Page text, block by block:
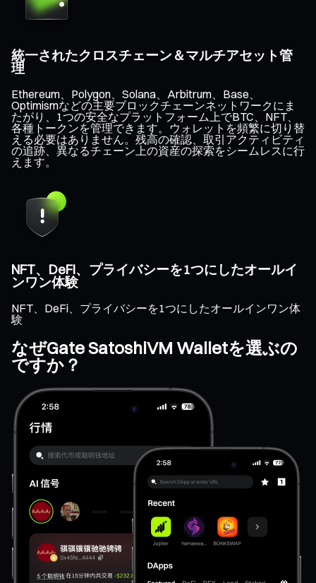
統一されたクロスチェーン＆マルチアセット管
理
Ethereum、Polygon、Solana、Arbitrum、Base、
Optimismなどの主要ブロックチェーンネットワークにま
たがり、1つの安全なプラットフォーム上でBTC、NFT、
各種トークンを管理できます。ウォレットを頻繁に切り替
える必要はありません。残高の確認、取引アクティビティ
の追跡、異なるチェーン上の資産の探索をシームレスに行
えます。
NFT、DeFi、プライバシーを1つにしたオールイ
ンワン体験
NFT、DeFi、プライバシーを1つにしたオールインワン体
験
なぜGate SatoshiVM Walletを選ぶの
ですか？